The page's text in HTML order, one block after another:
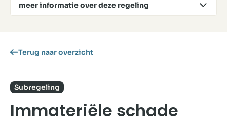
meer informatie over deze regeling
Terug naar overzicht
Subregeling
Immateriële schade